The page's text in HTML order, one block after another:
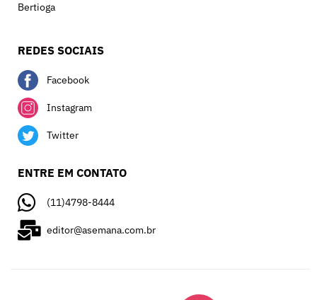
Bertioga
REDES SOCIAIS
Facebook
Instagram
Twitter
ENTRE EM CONTATO
(11)4798-8444
editor@asemana.com.br